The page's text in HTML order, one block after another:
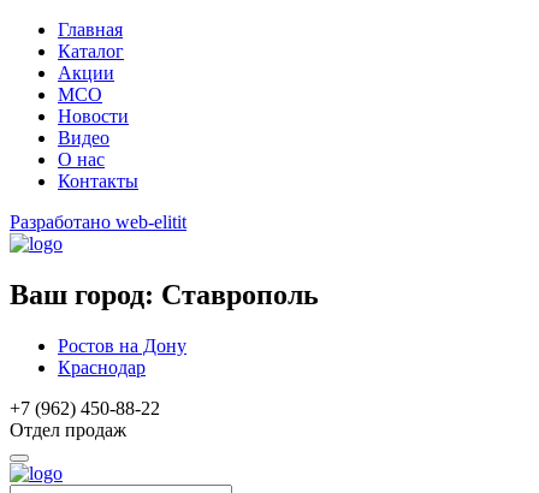
Главная
Каталог
Акции
МСО
Новости
Видео
О нас
Контакты
Разработано web-elitit
Ваш город: Ставрополь
Ростов на Дону
Краснодар
+7 (962) 450-88-22
Отдел продаж